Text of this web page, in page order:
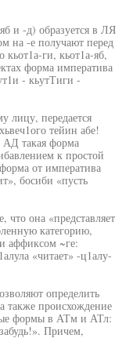
и -д) образуется в ЛЯ
на -е получают перед
ги, кьот1а-яб,
форма императива
- кьутТиги -
лицу, передается
тейин абе!
такая форма
к простой
от императива
босиби «пусть
что она «представляет
категорию,
аффиксом ~ге:
«читает» -ц1алу-
определить
также происхождение
формы в АТм и АТл:
Причем,